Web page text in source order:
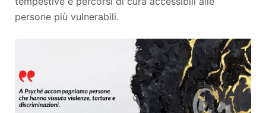
persone più vulnerabili.